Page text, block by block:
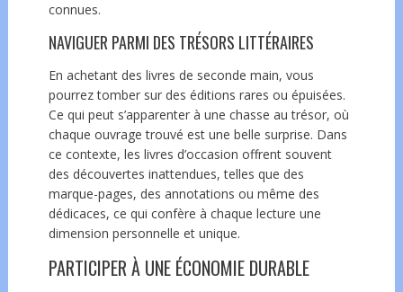
connues.
NAVIGUER PARMI DES TRÉSORS LITTÉRAIRES
En achetant des livres de seconde main, vous
pourrez tomber sur des éditions rares ou épuisées.
Ce qui peut s’apparenter à une chasse au trésor, où
chaque ouvrage trouvé est une belle surprise. Dans
ce contexte, les livres d’occasion offrent souvent
des découvertes inattendues, telles que des
marque-pages, des annotations ou même des
dédicaces, ce qui confère à chaque lecture une
dimension personnelle et unique.
PARTICIPER À UNE ÉCONOMIE DURABLE